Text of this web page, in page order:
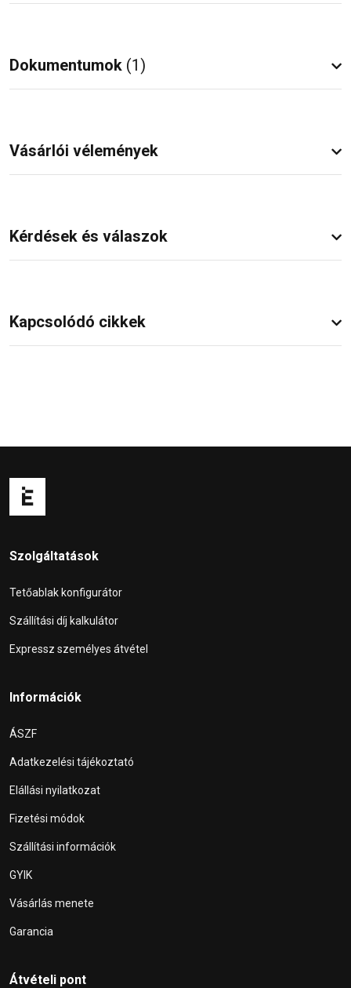
Dokumentumok (1)
Vásárlói vélemények
Kérdések és válaszok
Kapcsolódó cikkek
Szolgáltatások
Tetőablak konfigurátor
Szállítási díj kalkulátor
Expressz személyes átvétel
Információk
ÁSZF
Adatkezelési tájékoztató
Elállási nyilatkozat
Fizetési módok
Szállítási információk
GYIK
Vásárlás menete
Garancia
Átvételi pont